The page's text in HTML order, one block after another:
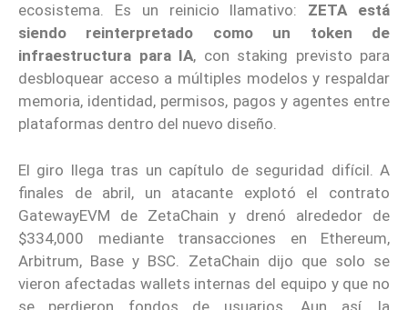
ecosistema. Es un reinicio llamativo: ZETA está
siendo reinterpretado como un token de
infraestructura para IA, con staking previsto para
desbloquear acceso a múltiples modelos y respaldar
memoria, identidad, permisos, pagos y agentes entre
plataformas dentro del nuevo diseño.
El giro llega tras un capítulo de seguridad difícil. A
finales de abril, un atacante explotó el contrato
GatewayEVM de ZetaChain y drenó alrededor de
$334,000 mediante transacciones en Ethereum,
Arbitrum, Base y BSC. ZetaChain dijo que solo se
vieron afectadas wallets internas del equipo y que no
se perdieron fondos de usuarios. Aun así, la